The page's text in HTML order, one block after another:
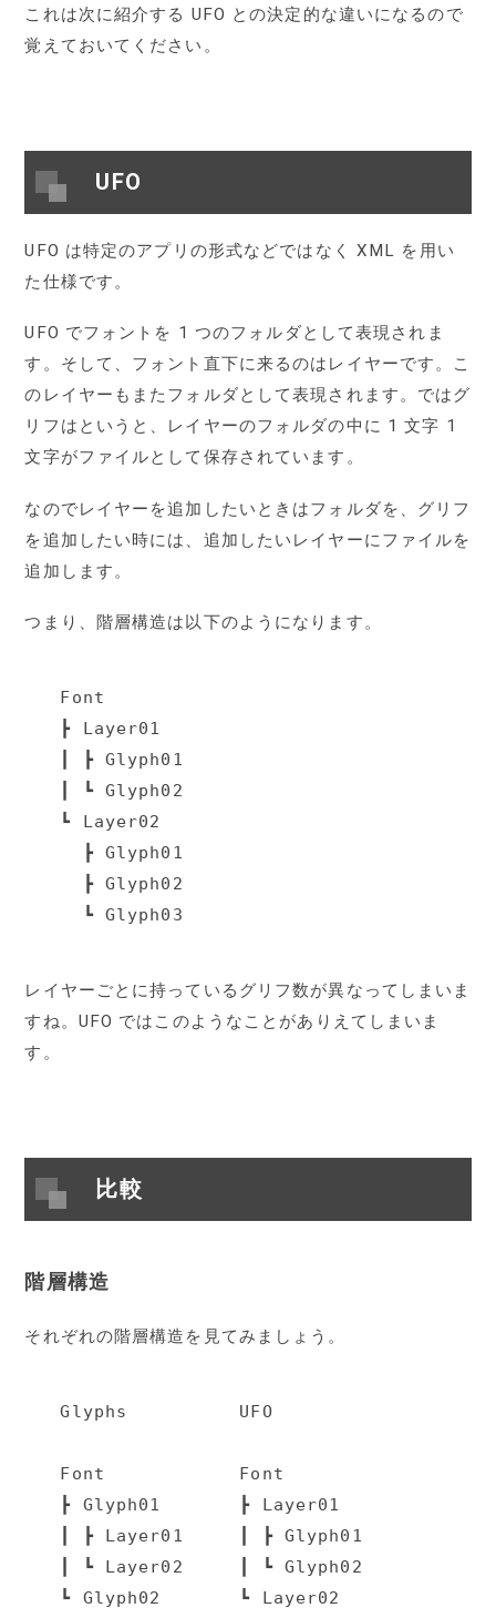
これは次に紹介する UFO との決定的な違いになるので
覚えておいてください。
UFO
UFO は特定のアプリの形式などではなく XML を用い
た仕様です。
UFO でフォントを 1 つのフォルダとして表現されま
す。そして、フォント直下に来るのはレイヤーです。こ
のレイヤーもまたフォルダとして表現されます。ではグ
リフはというと、レイヤーのフォルダの中に 1 文字 1
文字がファイルとして保存されています。
なのでレイヤーを追加したいときはフォルダを、グリフ
を追加したい時には、追加したいレイヤーにファイルを
追加します。
つまり、階層構造は以下のようになります。
Font
┣ Layer01
┃ ┣ Glyph01
┃ ┗ Glyph02
┗ Layer02
  ┗ Glyph03
レイヤーごとに持っているグリフ数が異なってしまいま
すね。UFO ではこのようなことがありえてしまいま
す。
比較
階層構造
それぞれの階層構造を見てみましょう。
Glyphs          UFO
Font            Font
┣ Glyph01       ┣ Layer01
┃ ┣ Layer01     ┃ ┣ Glyph01
┃ ┗ Layer02     ┃ ┗ Glyph02
┗ Glyph02       ┗ Layer02